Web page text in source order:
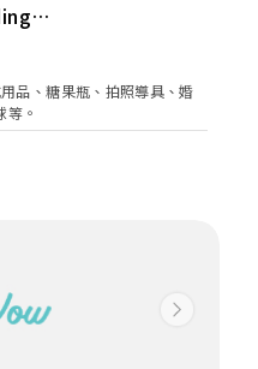
品、糖果瓶、拍照導具、婚
。
Next